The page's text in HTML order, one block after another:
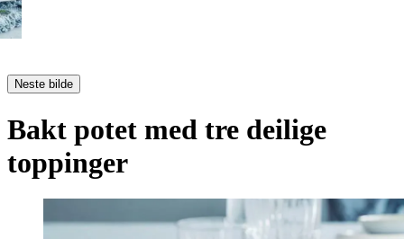
Neste bilde
Bakt potet med tre deilige
toppinger